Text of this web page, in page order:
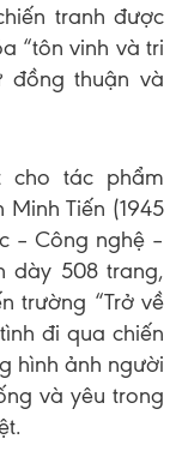
tranh được
“tôn vinh và tri
đồng thuận và
cho tác phẩm
Tiến (1945
– Công nghệ –
dày 508 trang,
trường “Trở về
đi qua chiến
hình ảnh người
và yêu trong